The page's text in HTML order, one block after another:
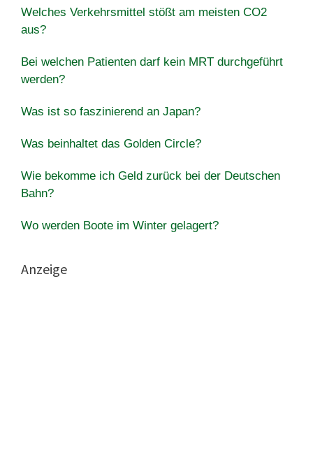
Welches Verkehrsmittel stößt am meisten CO2
aus?
Bei welchen Patienten darf kein MRT durchgeführt
werden?
Was ist so faszinierend an Japan?
Was beinhaltet das Golden Circle?
Wie bekomme ich Geld zurück bei der Deutschen
Bahn?
Wo werden Boote im Winter gelagert?
Anzeige